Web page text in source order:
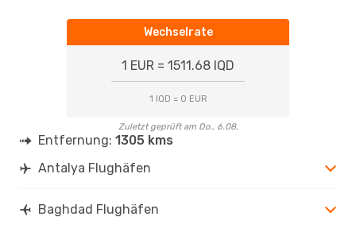
Wechselrate
1 EUR = 1511.68 IQD
1 IQD = 0 EUR
Zuletzt geprüft am Do., 6.08.
Entfernung: 1305 kms
Antalya Flughäfen
Baghdad Flughäfen